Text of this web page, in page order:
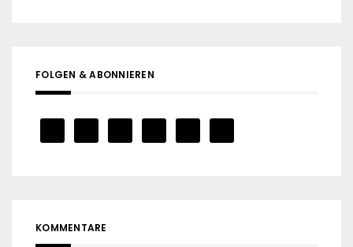
FOLGEN & ABONNIEREN
KOMMENTARE